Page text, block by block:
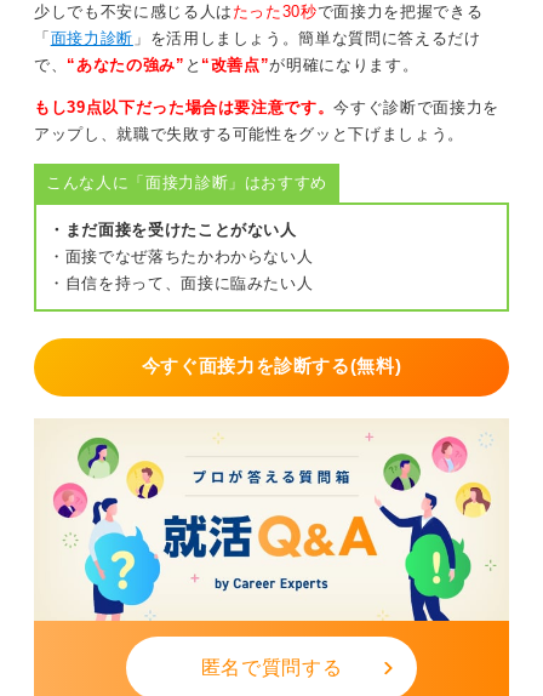
ます」といった形で、自分の得意なフィールドに話を引
き寄せるのも一つの有効な戦略です。
準備を万全にして、自信を持って録画面接に臨みましょ
う。
0
少しでも不安に感じる人は たった30秒で面接力を把握できる
「面接力診断 」を活用しましょう。簡単な質問に答えるだけ
で、 “あなたの強み” と “改善点”が明確になります。
もし39点以下だった場合は要注意です。今すぐ診断で面接力を
アップし、就職で失敗する可能性をグッと下げましょう。
こんな人に「面接力診断」はおすすめ
・まだ面接を受けたことがない人
・面接でなぜ落ちたかわからない人
・自信を持って、面接に臨みたい人
今すぐ面接力を診断する(無料)
匿名で質問する